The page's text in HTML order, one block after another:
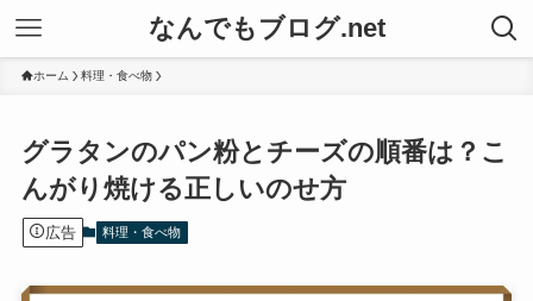
なんでもブログ.net
ホーム 料理・食べ物
グラタンのパン粉とチーズの順番は？こ
んがり焼ける正しいのせ方
広告 料理・食べ物